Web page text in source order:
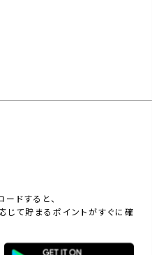
ドすると、
て貯まるポイントがすぐに確